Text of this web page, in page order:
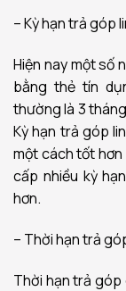
– Kỳ hạn trả góp
Hiện nay một số
bằng thẻ tín
thường là 3
Kỳ hạn trả góp
một cách tốt
cấp nhiều kỳ
hơn.
– Thời hạn trả
Thời hạn trả góp